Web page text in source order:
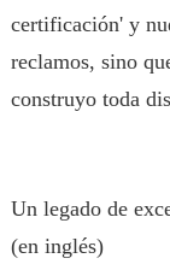
certificación' y
reclamos, sino
construyo toda
Un legado de
(en inglés)